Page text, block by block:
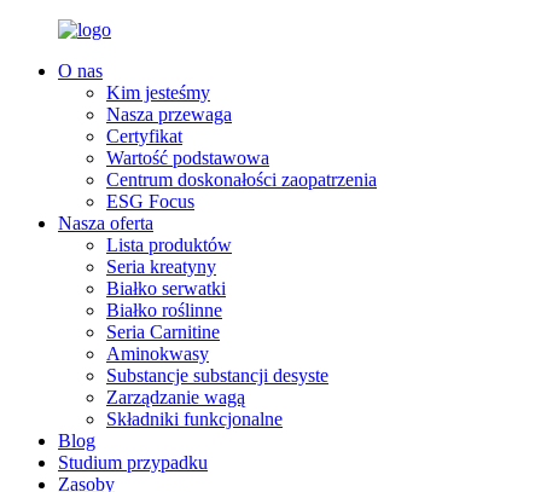
O nas
Kim jesteśmy
Nasza przewaga
Certyfikat
Wartość podstawowa
Centrum doskonałości zaopatrzenia
ESG Focus
Nasza oferta
Lista produktów
Seria kreatyny
Białko serwatki
Białko roślinne
Seria Carnitine
Aminokwasy
Substancje substancji desyste
Zarządzanie wagą
Składniki funkcjonalne
Blog
Studium przypadku
Zasoby